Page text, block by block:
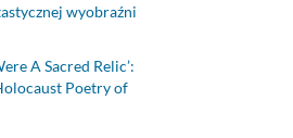
wyobraźni
A Sacred Relic’:
Poetry of